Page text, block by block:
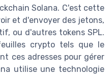
Solana. C'est cette
et d'envoyer des jetons,
ou d'autres tokens SPL.
crypto tels que le
ces adresses pour gérer
utilise une technologie